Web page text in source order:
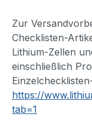
Zur
Checklisten-
Lithium-Zellen
einschließlich
https://
tab=1